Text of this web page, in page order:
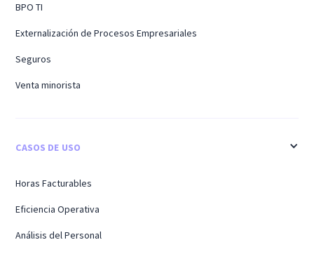
BPO TI
Externalización de Procesos Empresariales
Seguros
Venta minorista
CASOS DE USO
Horas Facturables
Eficiencia Operativa
Análisis del Personal